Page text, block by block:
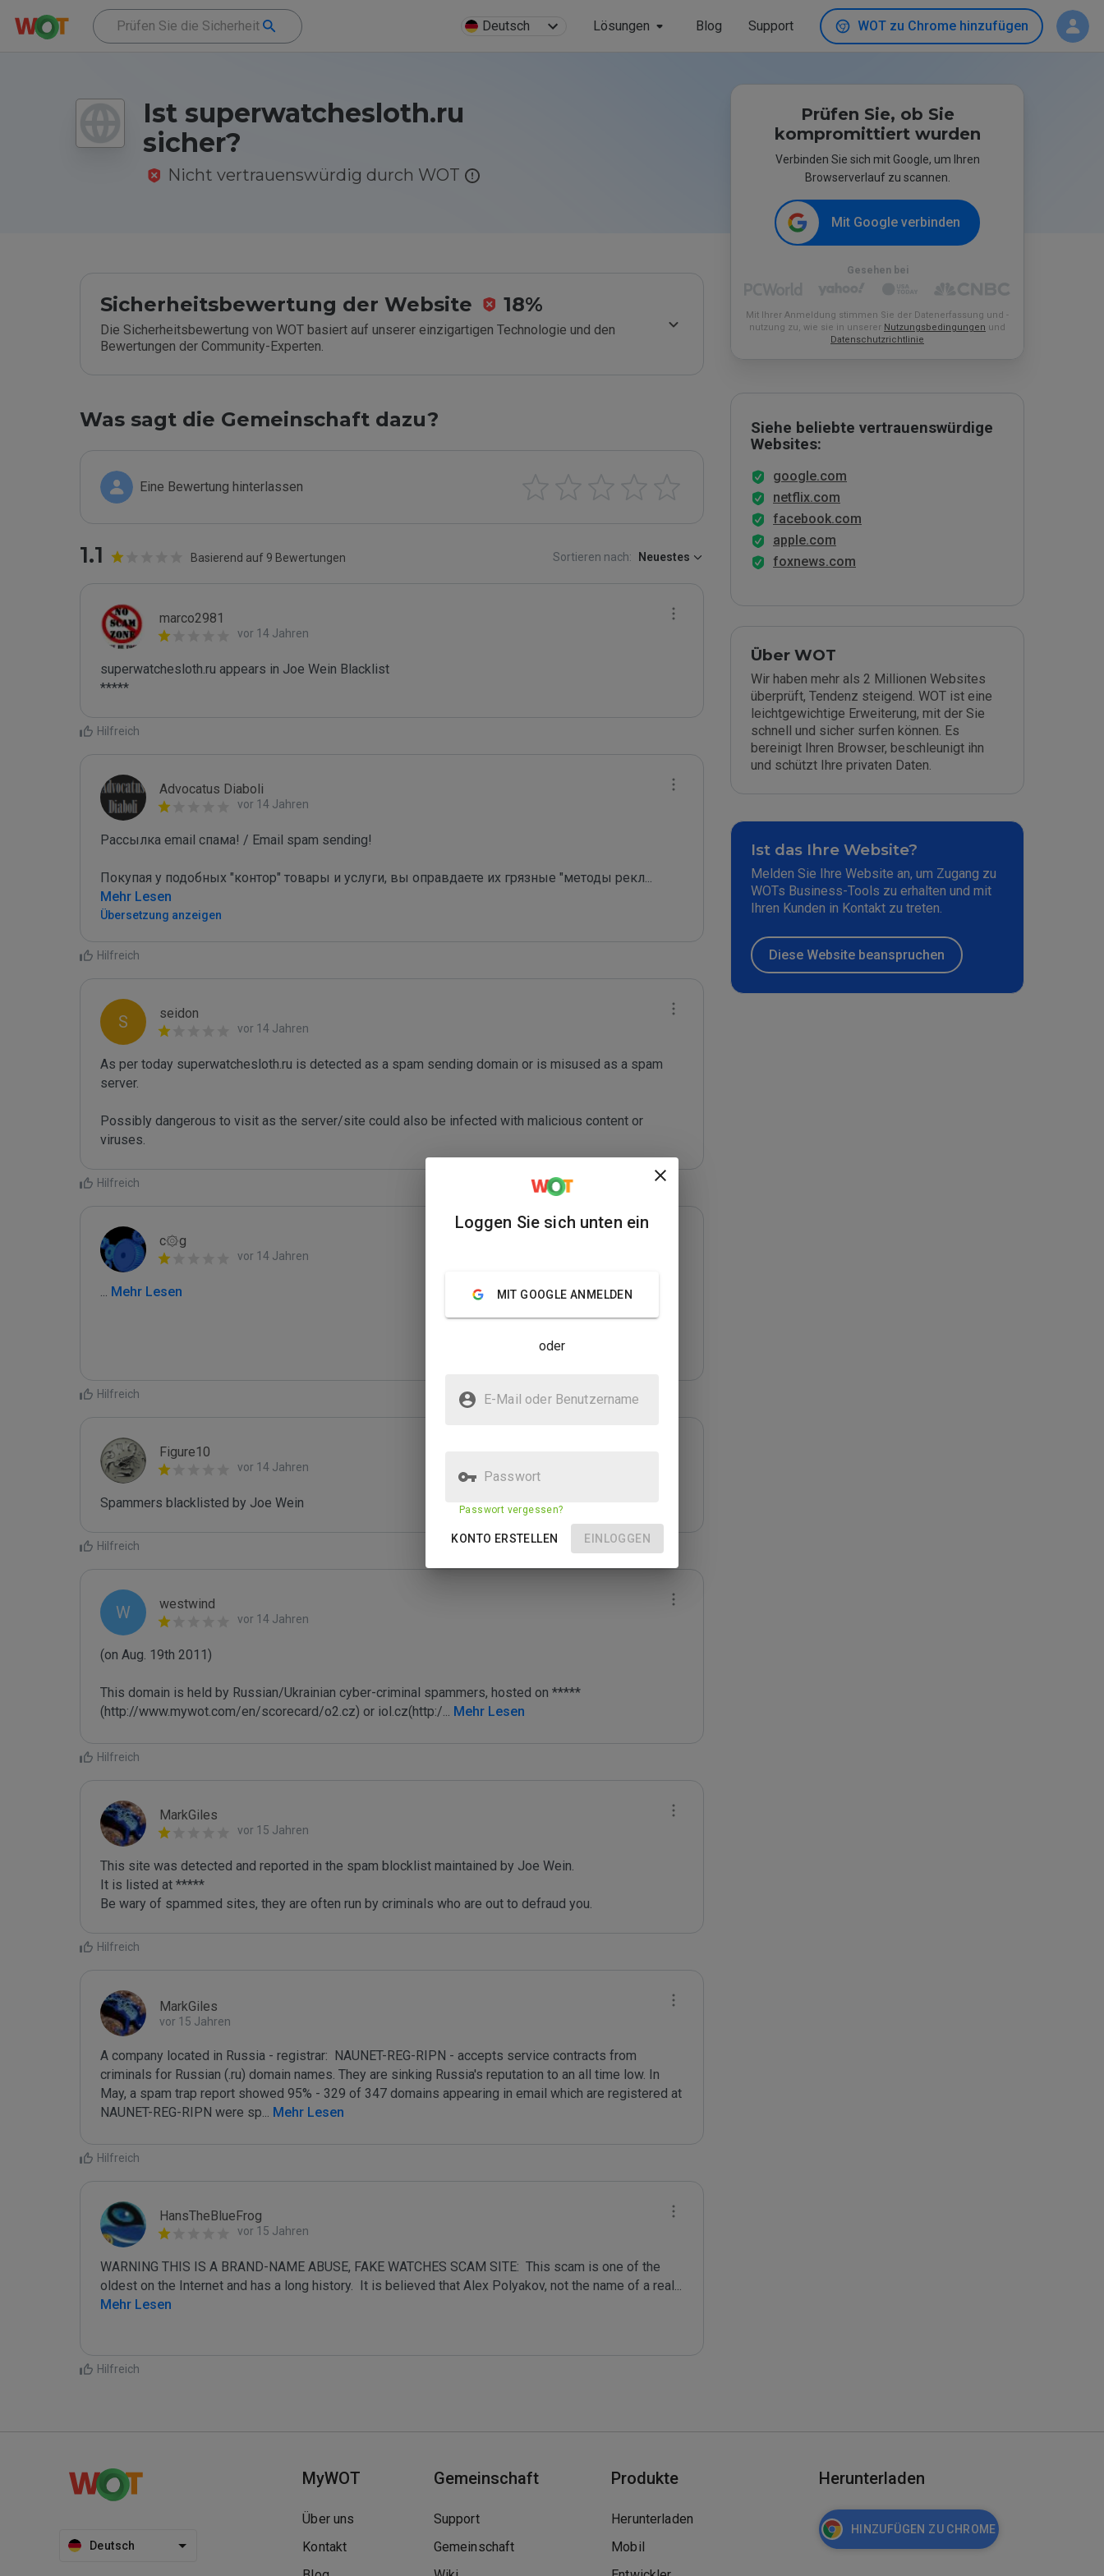
Deutsch Lösungen Blog Support WOT zu Chrome hinzufügen
Ist superwatchesloth.ru
sicher?
Nicht vertrauenswürdig durch WOT
Sicherheitsbewertung der Website 18%
Die Sicherheitsbewertung von WOT basiert auf unserer einzigartigen Technologie und den
Bewertungen der Community-Experten.
Was sagt die Gemeinschaft dazu?
Eine Bewertung hinterlassen
1.1 Basierend auf 9 Bewertungen Sortieren nach: Neuestes
marco2981
vor 14 Jahren
superwatchesloth.ru appears in Joe Wein Blacklist
*****
Hilfreich
Advocatus Diaboli
vor 14 Jahren
Рассылка email спама! / Email spam sending!
Покупая у подобных "контор" товары и услуги, вы оправдаете их грязные "методы рекл...
Mehr Lesen
Übersetzung anzeigen
Hilfreich
S seidon
vor 14 Jahren
As per today superwatchesloth.ru is detected as a spam sending domain or is misused as a spam
server.
Possibly dangerous to visit as the server/site could also be infected with malicious content or
Hilfreich
c۞g
vor 14 Jahren
... Mehr Lesen
Hilfreich
Figure10
vor 14 Jahren
Spammers blacklisted by Joe Wein
Hilfreich
W westwind
vor 14 Jahren
(on Aug. 19th 2011)
This domain is held by Russian/Ukrainian cyber-criminal spammers, hosted on *****
(http://www.mywot.com/en/scorecard/o2.cz) or iol.cz(http:/... Mehr Lesen
Hilfreich
MarkGiles
vor 15 Jahren
This site was detected and reported in the spam blocklist maintained by Joe Wein.
It is listed at *****
Be wary of spammed sites, they are often run by criminals who are out to defraud you.
Hilfreich
MarkGiles
vor 15 Jahren
A company located in Russia - registrar:  NAUNET-REG-RIPN - accepts service contracts from
criminals for Russian (.ru) domain names. They are sinking Russia's reputation to an all time low. In
May, a spam trap report showed 95% - 329 of 347 domains appearing in email which are registered at
NAUNET-REG-RIPN were sp... Mehr Lesen
Hilfreich
HansTheBlueFrog
vor 15 Jahren
WARNING THIS IS A BRAND-NAME ABUSE, FAKE WATCHES SCAM SITE:  This scam is one of the
oldest on the Internet and has a long history.  It is believed that Alex Polyakov, not the name of a real...
Mehr Lesen
Hilfreich
Prüfen Sie, ob Sie
kompromittiert wurden
Verbinden Sie sich mit Google, um Ihren
Browserverlauf zu scannen.
Mit Google verbinden
Gesehen bei
Mit Ihrer Anmeldung stimmen Sie der Datenerfassung und -
nutzung zu, wie sie in unserer Nutzungsbedingungen und
Datenschutzrichtlinie
Siehe beliebte vertrauenswürdige
Websites:
google.com
netflix.com
facebook.com
apple.com
foxnews.com
Über WOT
Wir haben mehr als 2 Millionen Websites
überprüft, Tendenz steigend. WOT ist eine
leichtgewichtige Erweiterung, mit der Sie
schnell und sicher surfen können. Es
bereinigt Ihren Browser, beschleunigt ihn
und schützt Ihre privaten Daten.
Ist das Ihre Website?
Melden Sie Ihre Website an, um Zugang zu
WOTs Business-Tools zu erhalten und mit
Ihren Kunden in Kontakt zu treten.
Diese Website beanspruchen
Deutsch
MyWOT
Über uns
Kontakt
Gemeinschaft
Support
Gemeinschaft
Produkte
Herunterladen
Mobil
Herunterladen
HINZUFÜGEN ZU CHROME
Loggen Sie sich unten ein
MIT GOOGLE ANMELDEN
oder
E-Mail oder Benutzername
Passwort
Passwort vergessen?
KONTO ERSTELLEN EINLOGGEN